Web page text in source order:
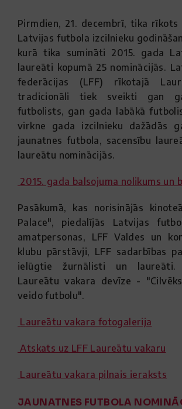
Pirmdien, 21. decembrī, tika rīkots
Latvijas futbola izcilnieku
kurā tika sumināti 2015. gada
laureāti kopumā 25 nominācijās.
federācijas (LFF) rīkotajā
tradicionāli tiek sveikti gan
futbolists, gan gada labākā
virkne gada izcilnieku dažādās
jaunatnes futbola, sacensību
laureātu nominācijās.
2015. gada balsojuma nolikums un
Pasākumā, kas norisinājās
Palace", piedalījās Latvijas
amatpersonas, LFF Valdes un
klubu pārstāvji, LFF sadarbības
ielūgtie žurnālisti un laureāti.
Laureātu vakara devīze -
veido futbolu".
Laureātu vakara fotogalerija
Atskats uz LFF Laureātu vakaru
Laureātu vakara pilnais ieraksts
JAUNATNES FUTBOLA